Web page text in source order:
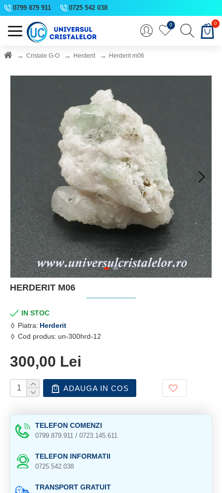
0799 879 911 0725 542 038
0 0
Cristale G-O Herderit Herderit m06
HERDERIT M06
IN STOC
Piatra: Herderit
Cod produs: un-300hrd-12
300,00 Lei
ADAUGA IN COS
TELEFON COMENZI
0799.879.911 / 0723.145.611
TELEFON INFORMATII
0725.542.038
TRANSPORT GRATUIT